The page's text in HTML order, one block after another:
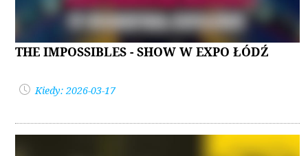
THE IMPOSSIBLES - SHOW W EXPO ŁÓDŹ
Kiedy: 2026-03-17